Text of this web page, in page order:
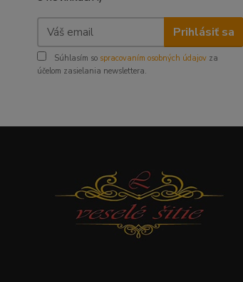
Prihlásiť sa
Súhlasím so spracovaním osobných údajov za
účelom zasielania newslettera.